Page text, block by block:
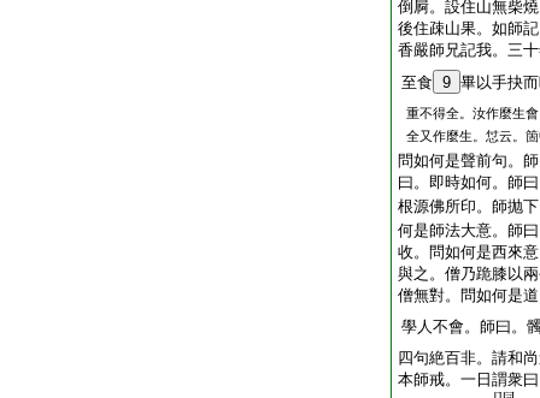
倒屙。設住山無柴
後住疎山果。如師
香嚴師兄記我。三
至食 9 畢以手抉
重不得全。汝作麼生
全又作麼生。怤云。
問如何是聲前句。
曰。即時如何。師
根源佛所印。師抛
何是師法大意。師
收。問如何是西來
與之。僧乃跪膝以
僧無對。問如何是
學人不會。師曰。
四句絶百非。請和
本師戒。一日謂衆